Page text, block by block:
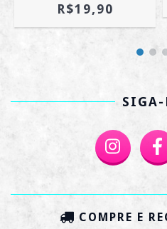
R$19,90
SIGA-
COMPRE E